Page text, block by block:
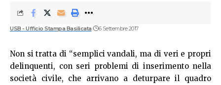
USB - Ufficio Stampa Basilicata 6 Settembre 2017
Non si tratta di “semplici vandali, ma di veri e propri
delinquenti, con seri problemi di inserimento nella
società civile, che arrivano a deturpare il quadro